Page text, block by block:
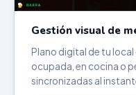
Gestión visual de
Plano digital de tu
ocupada, en cocina o
sincronizadas al